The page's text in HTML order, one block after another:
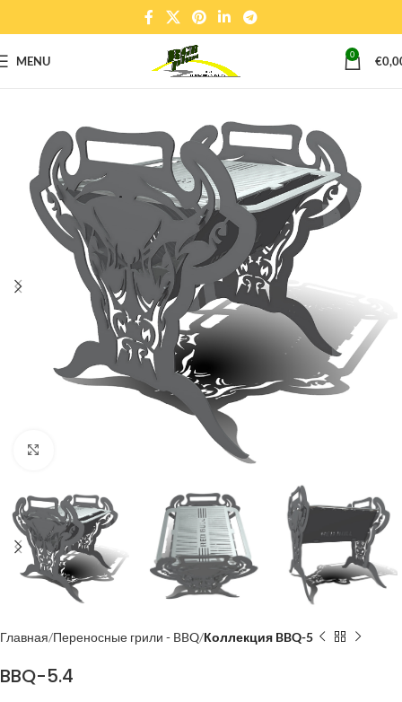
MENU 0 €
Главная Переносные грили - BBQ Коллекция BBQ-5
BBQ-5.4